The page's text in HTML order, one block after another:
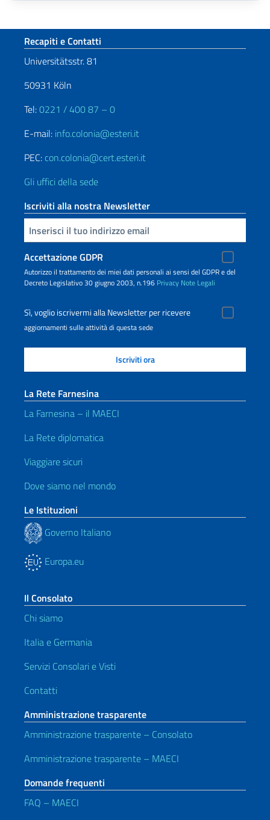
Paginazione
Sezione footer
Recapiti e Contatti
Universitätsstr. 81
50931 Köln
Tel:0221 / 400 87 – 0
E-mail: info.colonia@esteri.it
PEC: con.colonia@cert.esteri.it
Gli uffici della sede
Iscriviti alla nostra Newsletter
Inserisci la tua email
Accettazione GDPR
Autorizzo il trattamento dei miei dati personali ai sensi del GDPR e del
Decreto Legislativo 30 giugno 2003, n.196 Privacy Note Legali
Sì, voglio iscrivermi alla Newsletter per ricevere
aggiornamenti sulle attività di questa sede
La Rete Farnesina
La Farnesina – il MAECI
La Rete diplomatica
Viaggiare sicuri
Dove siamo nel mondo
Le Istituzioni
Governo Italiano
Europa.eu
Il Consolato
Chi siamo
Italia e Germania
Servizi Consolari e Visti
Contatti
Amministrazione trasparente
Amministrazione trasparente – Consolato
Amministrazione trasparente – MAECI
Domande frequenti
FAQ – MAECI